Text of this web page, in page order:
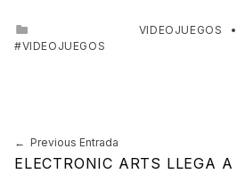
VIDEOJUEGOS
VIDEOJUEGOS
Navegación de entradas Previous Entrada
ELECTRONIC ARTS LLEGA A